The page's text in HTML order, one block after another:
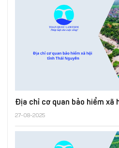
Địa chỉ cơ quan bảo hiểm xã
27-08-2025